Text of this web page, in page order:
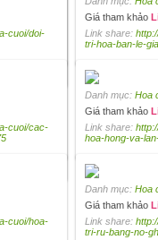
cuoi/doi-
Giá tham khảo
Link share:
tri-hoa-ban-le-
cuoi/cac-
Danh mục: Hoa
Giá tham khảo
Link share:
hoa-hong-va-
cuoi/hoa-
Danh mục: Hoa
Giá tham khảo
Link share:
tri-ru-bang-no-